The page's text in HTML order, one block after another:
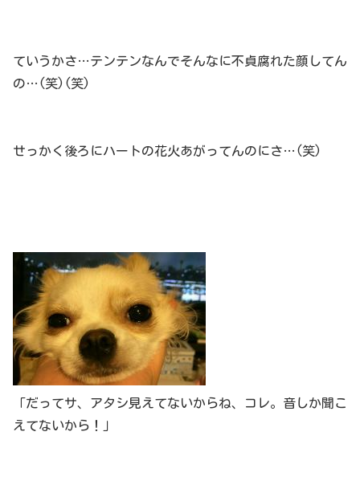
ていうかさ…テンテンなんでそんなに不貞腐れた顔してん
の…(笑)(笑)
せっかく後ろにハートの花火あがってんのにさ…(笑)
「だってサ、アタシ見えてないからね、コレ。音しか聞こ
えてないから！」